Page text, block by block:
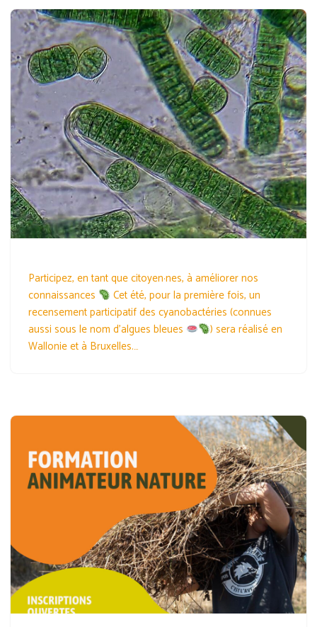
Participez, en tant que citoyen·nes, à améliorer nos
connaissances
Cet été, pour la première fois, un
recensement participatif des cyanobactéries (connues
aussi sous le nom d’algues bleues
) sera réalisé en
Wallonie et à Bruxelles.…